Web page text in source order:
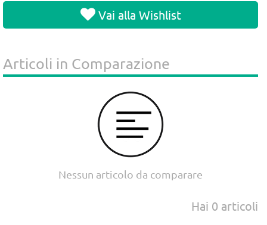
Vai alla Wishlist
Articoli in Comparazione
Nessun articolo da comparare
Hai 0 articoli